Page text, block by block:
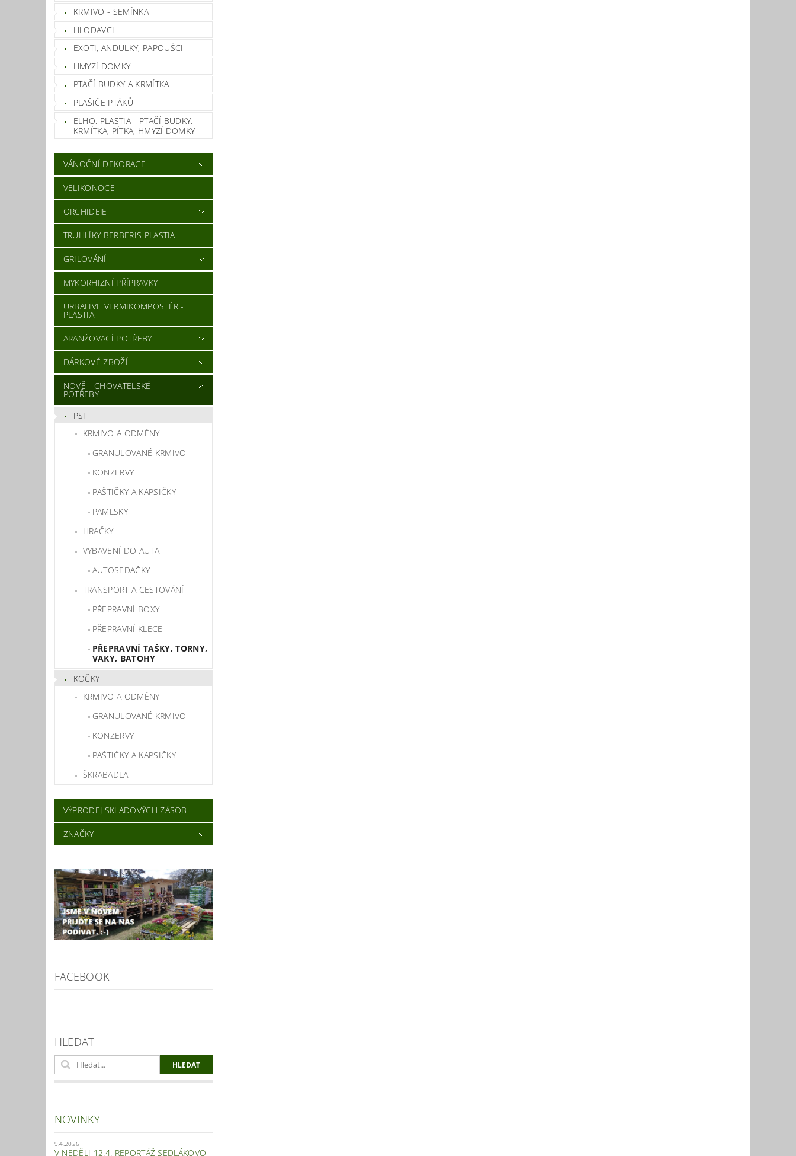
KRMIVO - SEMÍNKA
HLODAVCI
EXOTI, ANDULKY, PAPOUŠCI
HMYZÍ DOMKY
PTAČÍ BUDKY A KRMÍTKA
PLAŠIČE PTÁKŮ
ELHO, PLASTIA - PTAČÍ BUDKY,
KRMÍTKA, PÍTKA, HMYZÍ DOMKY
VÁNOČNÍ DEKORACE
VELIKONOCE
ORCHIDEJE
TRUHLÍKY BERBERIS PLASTIA
GRILOVÁNÍ
MYKORHIZNÍ PŘÍPRAVKY
URBALIVE VERMIKOMPOSTÉR -
PLASTIA
ARANŽOVACÍ POTŘEBY
DÁRKOVÉ ZBOŽÍ
NOVĚ - CHOVATELSKÉ
POTŘEBY
PSI
KRMIVO A ODMĚNY
GRANULOVANÉ KRMIVO
KONZERVY
PAŠTIČKY A KAPSIČKY
PAMLSKY
HRAČKY
VYBAVENÍ DO AUTA
AUTOSEDAČKY
TRANSPORT A CESTOVÁNÍ
PŘEPRAVNÍ BOXY
PŘEPRAVNÍ KLECE
PŘEPRAVNÍ TAŠKY, TORNY,
VAKY, BATOHY
KOČKY
KRMIVO A ODMĚNY
GRANULOVANÉ KRMIVO
KONZERVY
PAŠTIČKY A KAPSIČKY
ŠKRABADLA
VÝPRODEJ SKLADOVÝCH ZÁSOB
ZNAČKY
FACEBOOK
HLEDAT
NOVINKY
9.4.2026
V NEDĚLI 12.4. REPORTÁŽ SEDLÁKOVO